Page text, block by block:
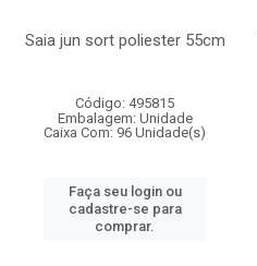
Saia jun sort poliester 55cm
Código: 495815
Embalagem: Unidade
Caixa Com: 96 Unidade(s)
Faça seu login ou
cadastre-se para
comprar.